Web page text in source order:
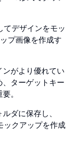
デザインをモッ
プ画像を作成す
がより優れてい
ターゲットキー
。
ダに保存し、
クアップを作成